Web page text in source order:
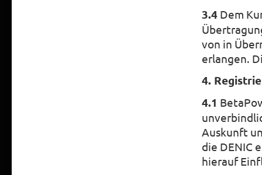
3.4 Dem
von in
erlangen.
4.
4.1
Auskunft
die DENIC
hierauf